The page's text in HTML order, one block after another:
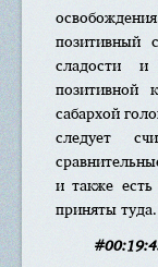
сладости и
позитивной
сабархой
следует
и также
приняты туда.